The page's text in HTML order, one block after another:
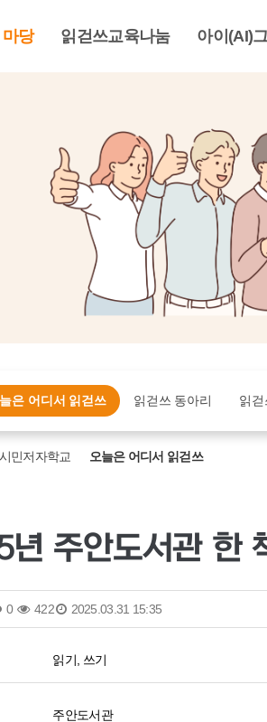
당 읽걷쓰교육나눔 아이(AI)
은 어디서 읽걷쓰 읽걷쓰 동아리 읽걷
민저자학교 오늘은 어디서 읽걷쓰
주안도서관 한
0 422 2025.03.31 15:35
읽기, 쓰기
주안도서관